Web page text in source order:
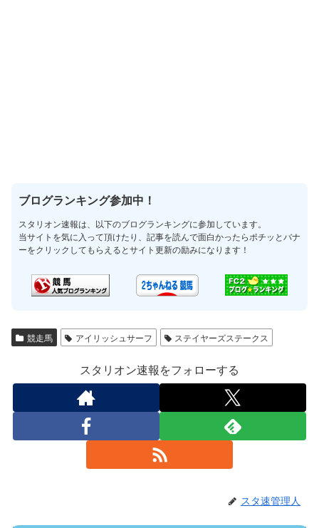
ブログランキング参加中！
スタリオン速報は、以下のブログランキングに参加しています。
当サイトを気に入って頂けたり、記事を読んで面白かったらポチッとバナ
ーをクリックしてもらえるとサイト更新の励みになります！
競走馬 アイリッシュサーフ ステイヤーズステークス
スタリオン速報をフォローする
スタ速管理人